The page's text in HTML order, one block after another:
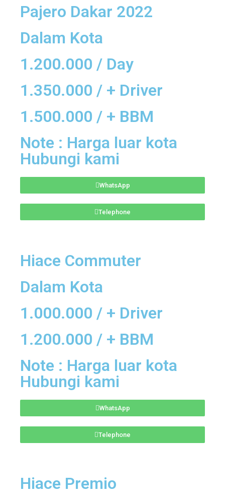
Pajero Dakar 2022
Dalam Kota
1.200.000 / Day
1.350.000 / + Driver
1.500.000 / + BBM
Note : Harga luar kota
Hubungi kami
WhatsApp
Telephone
Hiace Commuter
Dalam Kota
1.000.000 / + Driver
1.200.000 / + BBM
Note : Harga luar kota
Hubungi kami
WhatsApp
Telephone
Hiace Premio